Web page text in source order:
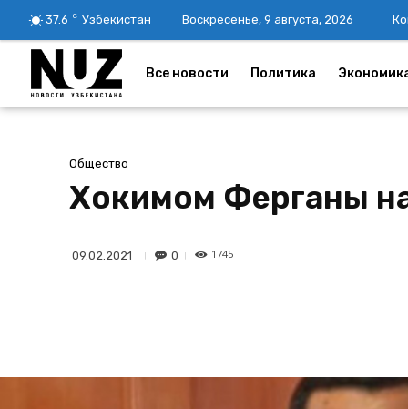
37.6 C Узбекистан Воскресенье, 9 августа, 2026
Все новости Политика
Общество
Хокимом Ферганы
09.02.2021 0 1745